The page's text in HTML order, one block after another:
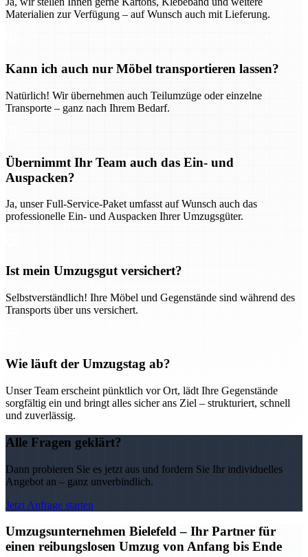
Materialien zur Verfügung – auf Wunsch auch mit Lieferung.
Kann ich auch nur Möbel transportieren lassen?
Natürlich! Wir übernehmen auch Teilumzüge oder einzelne
Transporte – ganz nach Ihrem Bedarf.
Übernimmt Ihr Team auch das Ein- und
Auspacken?
Ja, unser Full-Service-Paket umfasst auf Wunsch auch das
professionelle Ein- und Auspacken Ihrer Umzugsgüter.
Ist mein Umzugsgut versichert?
Selbstverständlich! Ihre Möbel und Gegenstände sind während des
Transports über uns versichert.
Wie läuft der Umzugstag ab?
Unser Team erscheint pünktlich vor Ort, lädt Ihre Gegenstände
sorgfältig ein und bringt alles sicher ans Ziel – strukturiert, schnell
und zuverlässig.
Alle Fragen geklärt?
Dann probieren Sie es jetzt aus und fordern Sie Ihr individuelles
Angebot an – ganz unverbindlich.
Jetzt Anfrage starten
Umzugsunternehmen Bielefeld – Ihr Partner für
einen reibungslosen Umzug von Anfang bis Ende